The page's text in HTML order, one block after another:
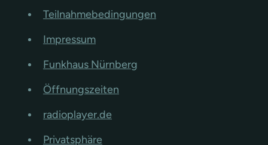
Teilnahmebedingungen
Impressum
Funkhaus Nürnberg
Öffnungszeiten
radioplayer.de
Privatsphäre